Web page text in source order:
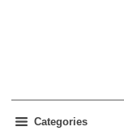
Categories